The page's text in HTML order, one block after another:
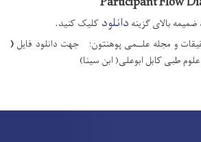
بالای گزینه دانلود کلیک کنید.​
و مجله علــمی پوهنتون: جهت دانلود فایل (
علوم طبی کابل ابوعلی( ابن سینا)